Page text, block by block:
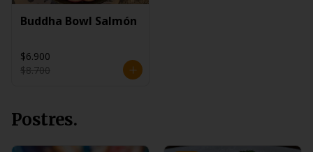
Buddha Bowl Salmón
$6.900
$8.700
Postres.